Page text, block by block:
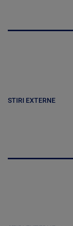
STIRI EXTERNE